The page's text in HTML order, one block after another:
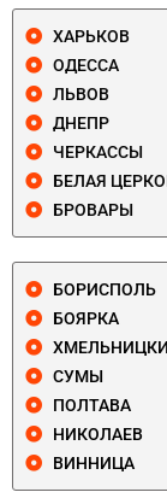
ХАРЬКОВ
ОДЕССА
ЛЬВОВ
ДНЕПР
ЧЕРКАССЫ
БЕЛАЯ
БРОВАРЫ
БОРИСПОЛЬ
БОЯРКА
СУМЫ
ПОЛТАВА
НИКОЛАЕВ
ВИННИЦА